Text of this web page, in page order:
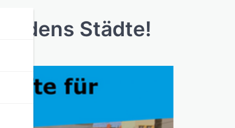
Städte!